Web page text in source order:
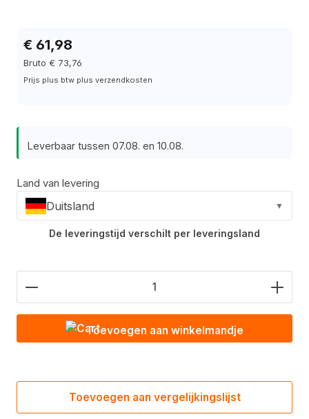
€ 61,98
Bruto € 73,76
Prijs plus btw plus verzendkosten
Leverbaar tussen 07.08. en 10.08.
Land van levering
Duitsland ▼
De leveringstijd verschilt per leveringsland
Hoeveelheid product: Voer de gewenste
Toevoegen aan winkelmandje
Toevoegen aan vergelijkingslijst